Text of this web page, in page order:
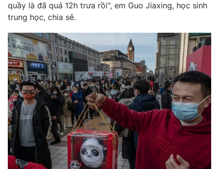
Thị trường
Lịch phát sóng
Chuyên mục khác
Emagazine Podcast
Photo Infographic
Video Shorts video
VTV Money VTV Thể thao
quầy là đã quá 12h trưa rồi", em Guo Jiaxing, học sinh
trung học, chia sẻ.